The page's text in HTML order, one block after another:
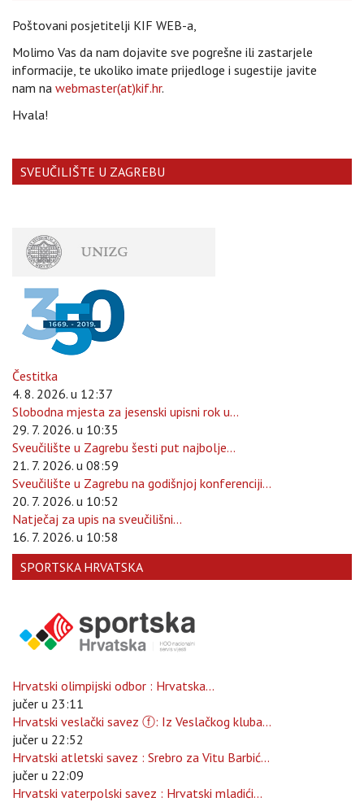
Poštovani posjetitelji KIF WEB-a,
Molimo Vas da nam dojavite sve pogrešne ili zastarjele
informacije, te ukoliko imate prijedloge i sugestije javite
nam na webmaster(at)kif.hr.
Hvala!
SVEUČILIŠTE U ZAGREBU
Čestitka
4. 8. 2026. u 12:37
Slobodna mjesta za jesenski upisni rok u...
29. 7. 2026. u 10:35
Sveučilište u Zagrebu šesti put najbolje...
21. 7. 2026. u 08:59
Sveučilište u Zagrebu na godišnjoj konferenciji...
20. 7. 2026. u 10:52
Natječaj za upis na sveučilišni...
16. 7. 2026. u 10:58
SPORTSKA HRVATSKA
Hrvatski olimpijski odbor : Hrvatska...
jučer u 23:11
Hrvatski veslački savez ⓕ: Iz Veslačkog kluba...
jučer u 22:52
Hrvatski atletski savez : Srebro za Vitu Barbić...
jučer u 22:09
Hrvatski vaterpolski savez : Hrvatski mladići...